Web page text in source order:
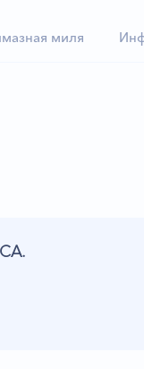
миля